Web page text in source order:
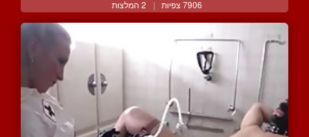
7906 צפיות | 2 המלצות